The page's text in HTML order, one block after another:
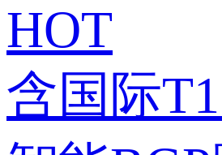
HOT
含国际